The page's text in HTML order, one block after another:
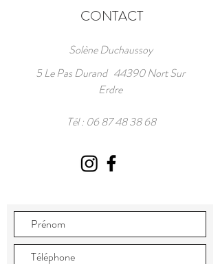
CONTACT
Solène Duchaussoy
5 Le Pas Durand 44390 Nort Sur
Erdre
Tél : 06 87 48 38 68